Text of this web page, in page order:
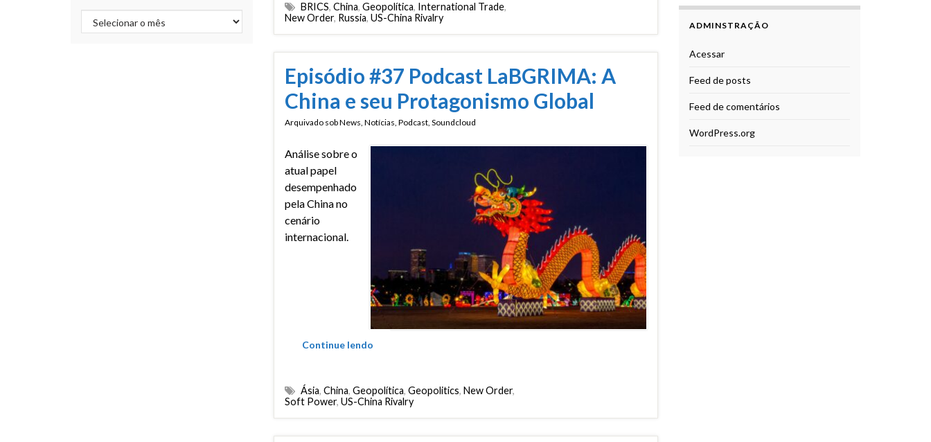
BRICS, China, Geopolítica, International Trade,
New Order, Russia, US-China Rivalry
Episódio #37 Podcast LaBGRIMA: A
China e seu Protagonismo Global
Arquivado sobNews, Notícias, Podcast, Soundcloud
Análise sobre o
atual papel
desempenhado
pela China no
cenário
internacional.
Continue lendo
Ásia, China, Geopolítica, Geopolitics, New Order,
Soft Power, US-China Rivalry
Archive
ADMINSTRAÇÃO
Acessar
Feed de posts
Feed de comentários
WordPress.org